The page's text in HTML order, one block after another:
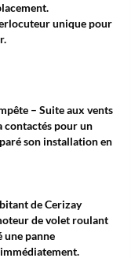
unique pour
– Suite aux vents
contactés pour un
son installation en
de Cerizay
de volet roulant
une panne